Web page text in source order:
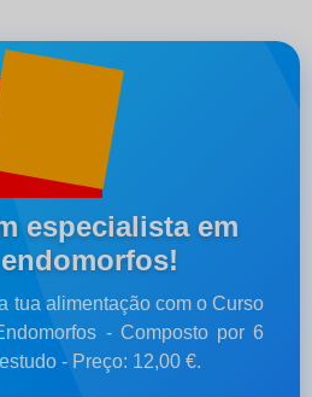
especialista em
tua alimentação com o Curso
- Composto por 6
- Preço: 12,00 €.